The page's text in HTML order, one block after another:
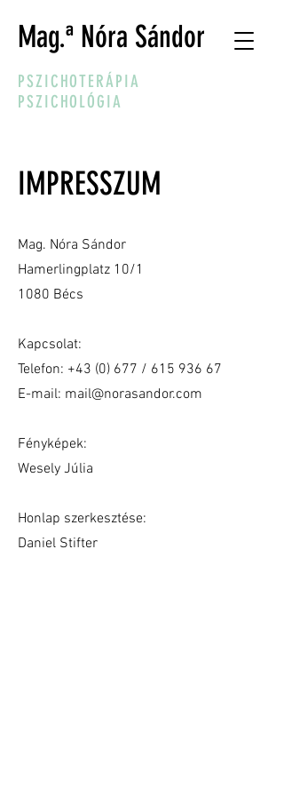
Mag.ª Nóra Sándor
PSZICHOTERÁPIA
PSZICHOLÓGIA
IMPRESSZUM
Mag. Nóra Sándor
Hamerlingplatz 10/1
1080 Bécs
Kapcsolat:
Telefon: +43 (0) 677 / 615 936 67
E-mail: mail@norasandor.com
Fényképek:
Wesely Júlia
Honlap szerkesztése:
Daniel Stifter